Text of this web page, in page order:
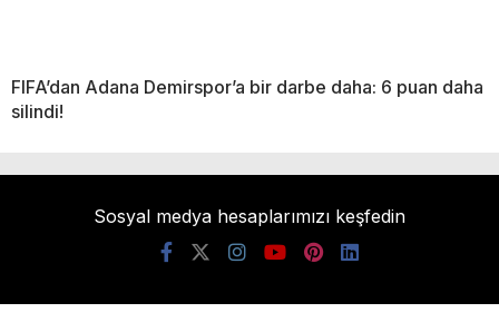
FIFA’dan Adana Demirspor’a bir darbe daha: 6 puan daha
silindi!
Sosyal medya hesaplarımızı keşfedin